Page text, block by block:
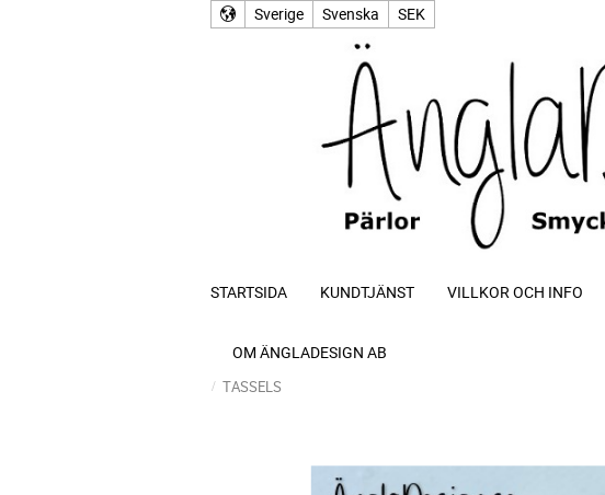
Sverige Svenska SEK
STARTSIDA KUNDTJÄNST VILLKOR OCH INFO
OM ÄNGLADESIGN AB
TASSELS